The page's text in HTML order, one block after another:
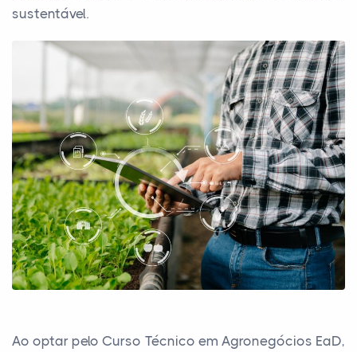
sustentável.
Ao optar pelo Curso Técnico em Agronegócios EaD,